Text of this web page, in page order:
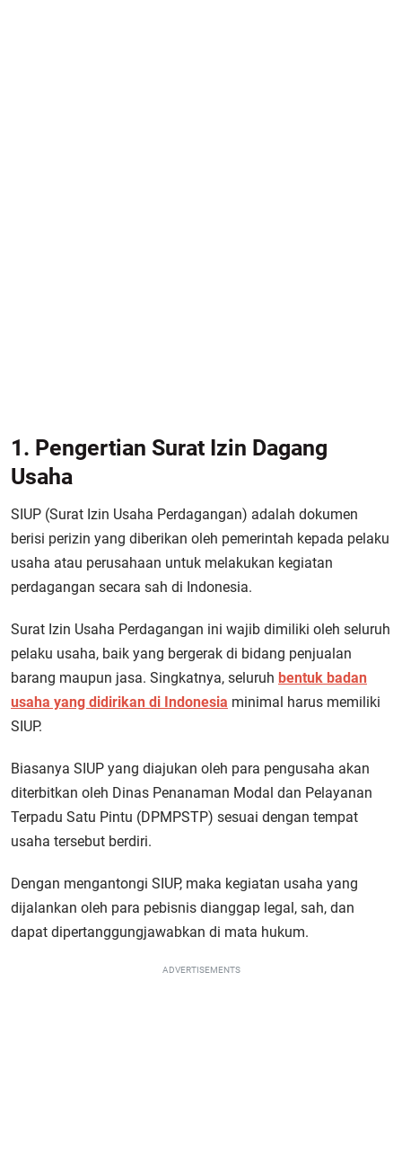
1. Pengertian Surat Izin Dagang
Usaha
SIUP (Surat Izin Usaha Perdagangan) adalah dokumen
berisi perizin yang diberikan oleh pemerintah kepada pelaku
usaha atau perusahaan untuk melakukan kegiatan
perdagangan secara sah di Indonesia.
Surat Izin Usaha Perdagangan ini wajib dimiliki oleh seluruh
pelaku usaha, baik yang bergerak di bidang penjualan
barang maupun jasa. Singkatnya, seluruh bentuk badan
usaha yang didirikan di Indonesia minimal harus memiliki
SIUP.
Biasanya SIUP yang diajukan oleh para pengusaha akan
diterbitkan oleh Dinas Penanaman Modal dan Pelayanan
Terpadu Satu Pintu (DPMPSTP) sesuai dengan tempat
usaha tersebut berdiri.
Dengan mengantongi SIUP, maka kegiatan usaha yang
dijalankan oleh para pebisnis dianggap legal, sah, dan
dapat dipertanggungjawabkan di mata hukum.
ADVERTISEMENTS